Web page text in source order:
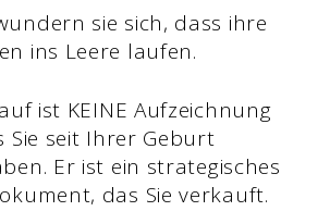
sie sich, dass ihre
ins Leere laufen.
ist KEINE Aufzeichnung
Sie seit Ihrer Geburt
Er ist ein strategisches
das Sie verkauft.